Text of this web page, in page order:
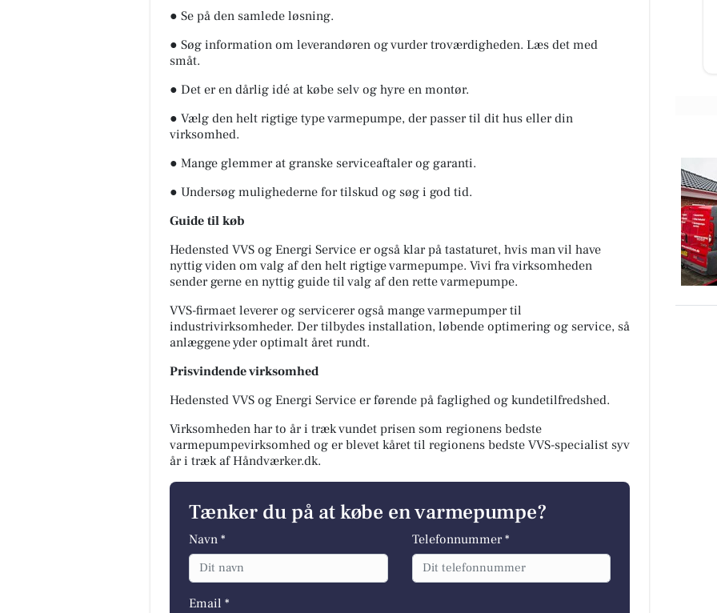
● Se på den samlede løsning.
● Søg information om leverandøren og vurder troværdigheden. Læs det med
småt.
● Det er en dårlig idé at købe selv og hyre en montør.
● Vælg den helt rigtige type varmepumpe, der passer til dit hus eller din
virksomhed.
● Mange glemmer at granske serviceaftaler og garanti.
● Undersøg mulighederne for tilskud og søg i god tid.
Guide til køb
Hedensted VVS og Energi Service er også klar på tastaturet, hvis man vil have
nyttig viden om valg af den helt rigtige varmepumpe. Vivi fra virksomheden
sender gerne en nyttig guide til valg af den rette varmepumpe.
VVS-firmaet leverer og servicerer også mange varmepumper til
industrivirksomheder. Der tilbydes installation, løbende optimering og service, så
anlæggene yder optimalt året rundt.
Prisvindende virksomhed
Hedensted VVS og Energi Service er førende på faglighed og kundetilfredshed.
Virksomheden har to år i træk vundet prisen som regionens bedste
varmepumpevirksomhed og er blevet kåret til regionens bedste VVS-specialist syv
år i træk af Håndværker.dk.
Tænker du på at købe en varmepumpe?
Navn * Telefonnummer *
Email *
Åbn opslaget Åbn opslaget